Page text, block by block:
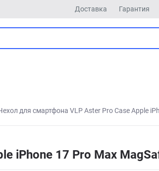
Доставка Гарантия
для смартфона VLP Aster Pro Case Apple
iPhone 17 Pro Max